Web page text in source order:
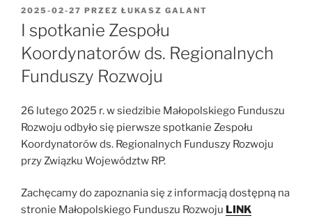
OPUBLIKOWANE
W
2025-02-27 PRZEZ ŁUKASZ GALANT
I spotkanie Zespołu
Koordynatorów ds. Regionalnych
Funduszy Rozwoju
26 lutego 2025 r. w siedzibie Małopolskiego Funduszu
Rozwoju odbyło się pierwsze spotkanie Zespołu
Koordynatorów ds. Regionalnych Funduszy Rozwoju
przy Związku Województw RP.
Zachęcamy do zapoznania się z informacją dostępną na
stronie Małopolskiego Funduszu Rozwoju LINK